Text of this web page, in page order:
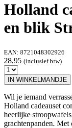
Holland
en blik
EAN: 8721048302926
28,95 (inclusief btw)
IN WINKELMANDJE
Wil je iemand
Holland cadeauset
heerlijke
grachtenpanden. Met